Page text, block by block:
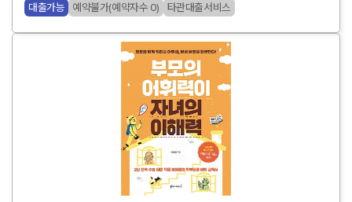
대출가능 예약불가(예약자수 0) 타관대출서비스